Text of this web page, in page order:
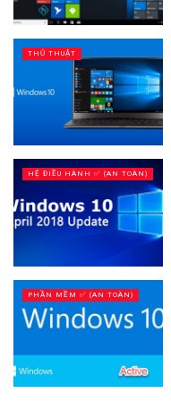
THỦ THUẬT
HỆ ĐIỀU HÀNH ✅ (AN TOÀN)
PHẦN MỀM ✅ (AN TOÀN)